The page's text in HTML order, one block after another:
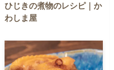
ひじきの煮物のレシピ｜か
わしま屋